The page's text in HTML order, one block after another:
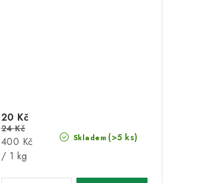
Skladem (>5 ks)
20 Kč
24 Kč
Měrná
cena:
400 Kč
/ 1 kg